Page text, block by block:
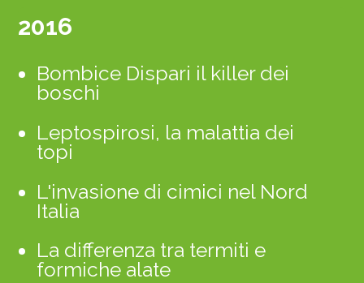
2016
Bombice Dispari il killer dei
boschi
Leptospirosi, la malattia dei
topi
L'invasione di cimici nel Nord
Italia
La differenza tra termiti e
formiche alate